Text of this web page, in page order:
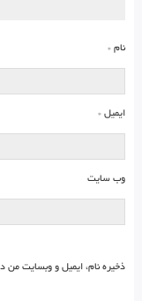
نام *
ایمیل *
وب‌ سایت
ذخیره نام، ایمیل و وبسایت من